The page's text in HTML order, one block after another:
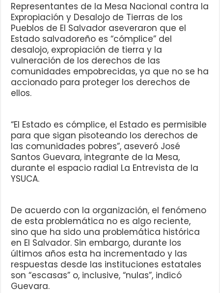
Representantes de la Mesa Nacional contra la
Expropiación y Desalojo de Tierras de los
Pueblos de El Salvador aseveraron que el
Estado salvadoreño es “cómplice” del
desalojo, expropiación de tierra y la
vulneración de los derechos de las
comunidades empobrecidas, ya que no se ha
accionado para proteger los derechos de
ellos.
“El Estado es cómplice, el Estado es permisible
para que sigan pisoteando los derechos de
las comunidades pobres”, aseveró José
Santos Guevara, integrante de la Mesa,
durante el espacio radial La Entrevista de la
YSUCA.
De acuerdo con la organización, el fenómeno
de esta problemática no es algo reciente,
sino que ha sido una problemática histórica
en El Salvador. Sin embargo, durante los
últimos años esta ha incrementado y las
respuestas desde las instituciones estatales
son “escasas” o, inclusive, “nulas”, indicó
Guevara.